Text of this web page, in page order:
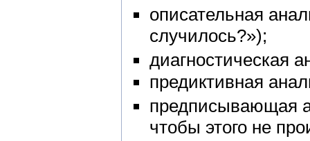
описательная
случилось?»);
диагностическая
предиктивная
предписывающая
чтобы этого не